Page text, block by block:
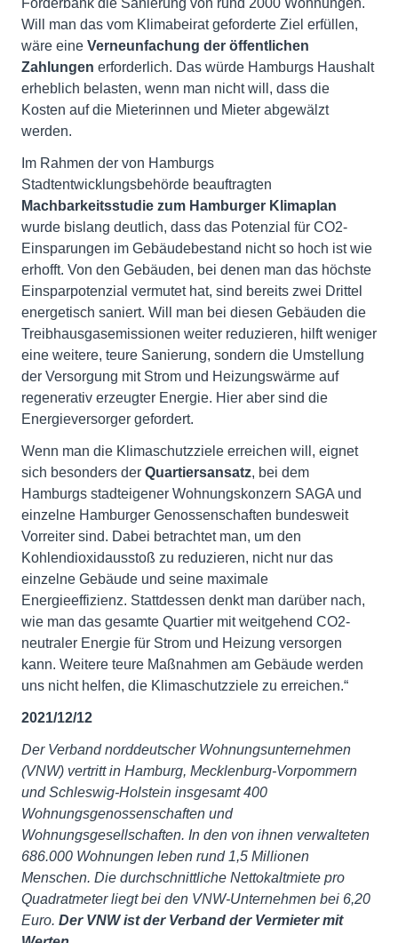
Förderbank die Sanierung von rund 2000 Wohnungen.
Will man das vom Klimabeirat geforderte Ziel erfüllen,
wäre eine Verneunfachung der öffentlichen
Zahlungen erforderlich. Das würde Hamburgs Haushalt
erheblich belasten, wenn man nicht will, dass die
Kosten auf die Mieterinnen und Mieter abgewälzt
werden.
Im Rahmen der von Hamburgs
Stadtentwicklungsbehörde beauftragten
Machbarkeitsstudie zum Hamburger Klimaplan
wurde bislang deutlich, dass das Potenzial für CO2-
Einsparungen im Gebäudebestand nicht so hoch ist wie
erhofft. Von den Gebäuden, bei denen man das höchste
Einsparpotenzial vermutet hat, sind bereits zwei Drittel
energetisch saniert. Will man bei diesen Gebäuden die
Treibhausgasemissionen weiter reduzieren, hilft weniger
eine weitere, teure Sanierung, sondern die Umstellung
der Versorgung mit Strom und Heizungswärme auf
regenerativ erzeugter Energie. Hier aber sind die
Energieversorger gefordert.
Wenn man die Klimaschutzziele erreichen will, eignet
sich besonders der Quartiersansatz, bei dem
Hamburgs stadteigener Wohnungskonzern SAGA und
einzelne Hamburger Genossenschaften bundesweit
Vorreiter sind. Dabei betrachtet man, um den
Kohlendioxidausstoß zu reduzieren, nicht nur das
einzelne Gebäude und seine maximale
Energieeffizienz. Stattdessen denkt man darüber nach,
wie man das gesamte Quartier mit weitgehend CO2-
neutraler Energie für Strom und Heizung versorgen
kann. Weitere teure Maßnahmen am Gebäude werden
uns nicht helfen, die Klimaschutzziele zu erreichen.“
2021/12/12
Der Verband norddeutscher Wohnungsunternehmen
(VNW) vertritt in Hamburg, Mecklenburg-Vorpommern
und Schleswig-Holstein insgesamt 400
Wohnungsgenossenschaften und
Wohnungsgesellschaften. In den von ihnen verwalteten
686.000 Wohnungen leben rund 1,5 Millionen
Menschen. Die durchschnittliche Nettokaltmiete pro
Quadratmeter liegt bei den VNW-Unternehmen bei 6,20
Euro. Der VNW ist der Verband der Vermieter mit